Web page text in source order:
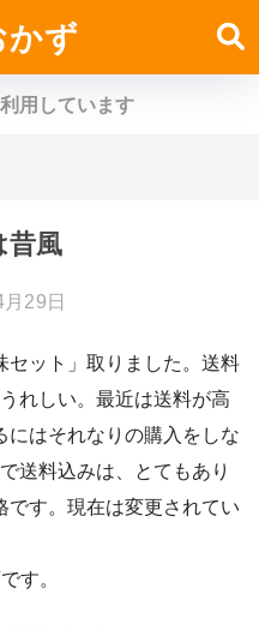
かず
用しています
昔風
29日
セット」取りました。送料
れしい。最近は送料が高
にはそれなりの購入をしな
送料込みは、とてもあり
です。現在は変更されてい
す。